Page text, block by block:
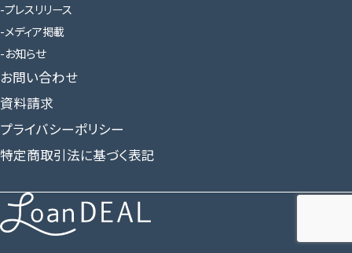
プレスリリース
メディア掲載
お知らせ
お問い合わせ
資料請求
プライバシーポリシー
特定商取引法に基づく表記